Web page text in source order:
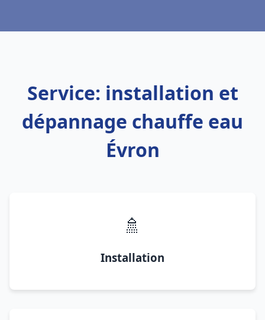
Service: installation et
dépannage chauffe eau
Évron
🚿
Installation